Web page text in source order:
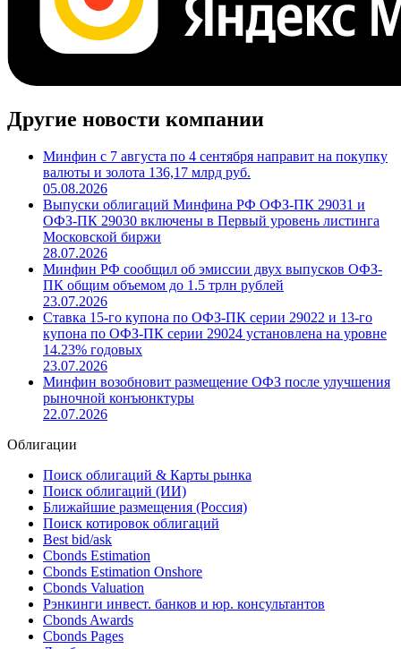
Другие новости компании
Минфин с 7 августа по 4 сентября направит на покупку
валюты и золота 136,17 млрд руб.
05.08.2026
Выпуски облигаций Минфина РФ ОФЗ-ПК 29031 и
ОФЗ-ПК 29030 включены в Первый уровень листинга
Московской биржи
28.07.2026
Минфин РФ сообщил об эмиссии двух выпусков ОФЗ-
ПК общим объемом до 1.5 трлн рублей
23.07.2026
Ставка 15-го купона по ОФЗ-ПК серии 29022 и 13-го
купона по ОФЗ-ПК серии 29024 установлена на уровне
14.23% годовых
23.07.2026
Минфин возобновит размещение ОФЗ после улучшения
рыночной конъюнктуры
22.07.2026
Облигации
Поиск облигаций & Карты рынка
Поиск облигаций (ИИ)
Ближайшие размещения (Россия)
Поиск котировок облигаций
Best bid/ask
Cbonds Estimation
Cbonds Estimation Onshore
Cbonds Valuation
Рэнкинги инвест. банков и юр. консультантов
Cbonds Awards
Cbonds Pages